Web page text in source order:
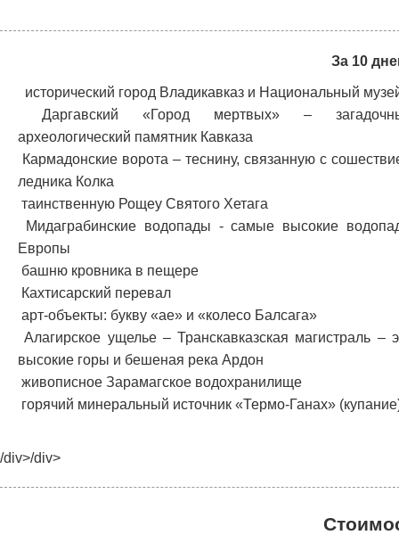
За 10
исторический город Владикавказ и Национальный
Даргавский «Город мертвых» –
археологический памятник Кавказа
Кармадонские ворота – теснину, связанную с
ледника Колка
таинственную Рощеу Святого Хетага
Мидаграбинские водопады - самые высокие
Европы
башню кровника в пещере
Кахтисарский перевал
арт-объекты: букву «ае» и «колесо Балсага»
Алагирское ущелье – Транскавказская магистраль –
высокие горы и бешеная река Ардон
живописное Зарамагское водохранилище
горячий минеральный источник «Термо-Ганах»
/div>/div>